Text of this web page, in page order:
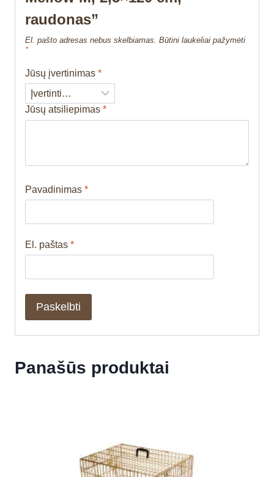
raudonas”
El. pašto adresas nebus skelbiamas. Būtini laukeliai pažymėti
*
Jūsų įvertinimas *
Jūsų atsiliepimas *
Pavadinimas *
El. paštas *
Panašūs produktai